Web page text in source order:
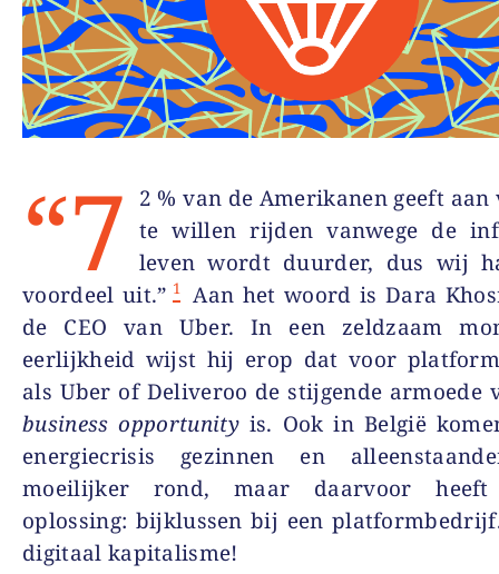
“7
2 % van de Amerikanen geeft
te willen rijden vanwege de
leven wordt duurder, dus wij
voordeel uit.” 1
Aan het woord is Dara
de CEO van Uber. In een zeldzaam
eerlijkheid wijst hij erop dat voor
als Uber of Deliveroo de stijgende armoede
business opportunityis. Ook in België
energiecrisis gezinnen en
moeilijker rond, maar daarvoor
oplossing: bijklussen bij een
digitaal kapitalisme!